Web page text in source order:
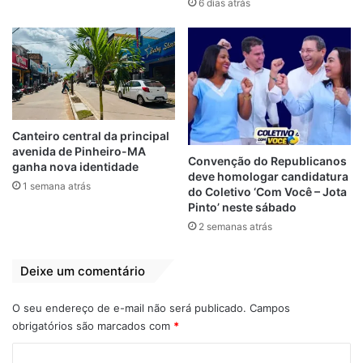
Relacionado
Flávio Dino coloca
Brandão na
geladeira e
Camarão na
balança
13 de novembro de 2021
Em "PINHEIRO-MA"
Após Weverton
dialogar com Lula,
Flávio Dino com
inveja lança Felipe
Camarão ao
governo
7 de outubro de 2021
Em "PINHEIRO-MA"
16 de setembro de 2021
6 dias atrás
Canteiro central da principal
avenida de Pinheiro-MA
ganha nova identidade
1 semana atrás
Convenção do Republicanos
deve homologar candidatura
do Coletivo ‘Com Você – Jota
Pinto’ neste sábado
2 semanas atrás
Deixe um comentário
O seu endereço de e-mail não será publicado. Campos
obrigatórios são marcados com *